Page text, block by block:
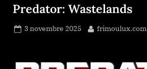
Predator: Wastelands
Posted
3 novembre 2025 By
frimoulux.com